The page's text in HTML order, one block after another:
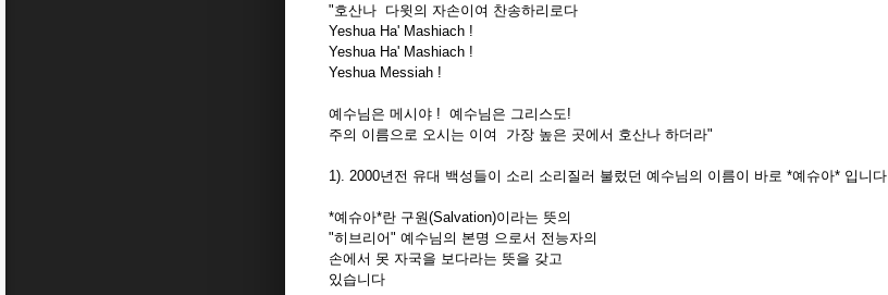
"호산나 다윗의 자손이여 찬송하리로다
Yeshua Ha' Mashiach !
Yeshua Ha' Mashiach !
Yeshua Messiah !
예수님은 메시야 ! 예수님은 그리스도!
주의 이름으로 오시는 이여 가장 높은 곳에서 호산나 하더라"
1). 2000년전 유대 백성들이 소리 소리질러 불렀던 예수님의 이름이 바로 *예슈아* 입니다
*예슈아*란 구원(Salvation)이라는 뜻의
"히브리어" 예수님의 본명 으로서 전능자의
손에서 못 자국을 보다라는 뜻을 갖고
있습니다